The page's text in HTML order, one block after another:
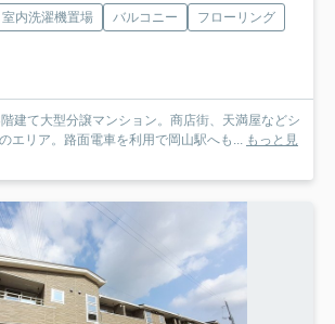
室内洗濯機置場 バルコニー
フローリング
建て大型分譲マンション。商店街、天満屋などシ
エリア。路面電車を利用で岡山駅へも... もっと見